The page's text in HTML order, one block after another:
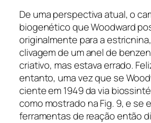
De uma perspectiva atual, o
biogenético que Woodward
originalmente para a
clivagem de um anel de
criativo, mas estava errado.
entanto, uma vez que se
ciente em 1949 da via
como mostrado na Fig. 9, e se
ferramentas de reação então